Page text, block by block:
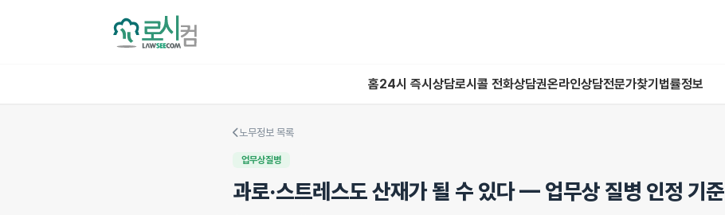
홈24시 즉시상담로시콜 전화상담권온라인상담전문가찾기 법률정보
노무정보 목록
업무상질병
과로·스트레스도 산재가 될 수 있다 — 업무상 질병 인정 기준